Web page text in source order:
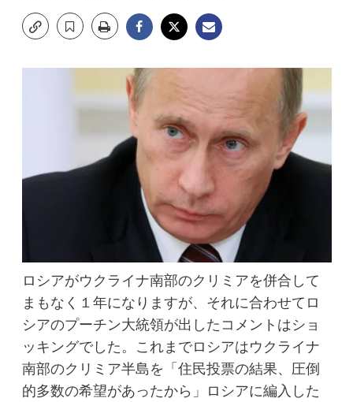
ロシアがウクライナ南部のクリミアを併合して
まもなく１年になりますが、それに合わせてロ
シアのプーチン大統領が出したコメントはショ
ッキングでした。これまでロシアはウクライナ
南部のクリミア半島を「住民投票の結果、圧倒
的多数の希望があったから」ロシアに編入した